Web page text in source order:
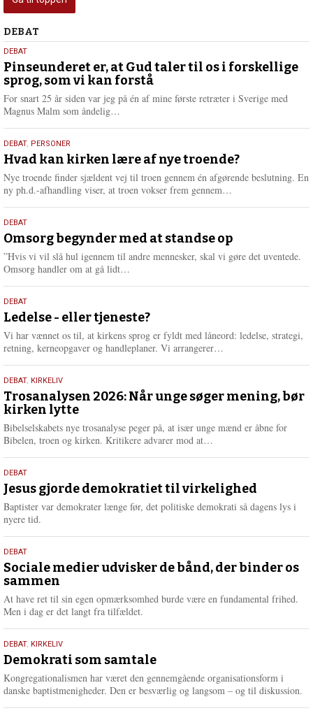
Debat
DEBAT
5.
august
2026
DEBAT
Pinseunderet er, at Gud taler til os i forskellige
sprog, som vi kan forstå
For snart 25 år siden var jeg på én af mine første retræter i Sverige med
Magnus Malm som åndelig…
e
e
25.
juli
2026
DEBAT, PERSONER
Hvad kan kirken lære af nye troende?
Nye troende finder sjældent vej til troen gennem én afgørende beslutning. En
ny ph.d.-afhandling viser, at troen vokser frem gennem…
e
e
9.
juli
2026
DEBAT
Omsorg begynder med at standse op
”Hvis vi vil slå hul igennem til andre mennesker, skal vi gøre det uventede.
Omsorg handler om at gå lidt…
e
e
10.
juni
2026
DEBAT
Ledelse - eller tjeneste?
Vi har vænnet os til, at kirkens sprog er fyldt med låneord: ledelse, strategi,
retning, kerneopgaver og handleplaner. Vi arrangerer…
e
2.
juni
2026
DEBAT, KIRKELIV
Trosanalysen 2026: Når unge søger mening, bør
kirken lytte
Bibelselskabets nye trosanalyse peger på, at især unge mænd er åbne for
Bibelen, troen og kirken. Kritikere advarer mod at…
e
e
18.
maj
2026
DEBAT
Jesus gjorde demokratiet til virkelighed
Baptister var demokrater længe før, det politiske demokrati så dagens lys i
nyere tid.
18.
maj
2026
DEBAT
Sociale medier udvisker de bånd, der binder os
sammen
At have ret til sin egen opmærksomhed burde være en fundamental frihed.
Men i dag er det langt fra tilfældet.
18.
maj
2026
DEBAT, KIRKELIV
Demokrati som samtale
Kongregationalismen har været den gennemgående organisationsform i
danske baptistmenigheder. Den er besværlig og langsom – og til diskussion.